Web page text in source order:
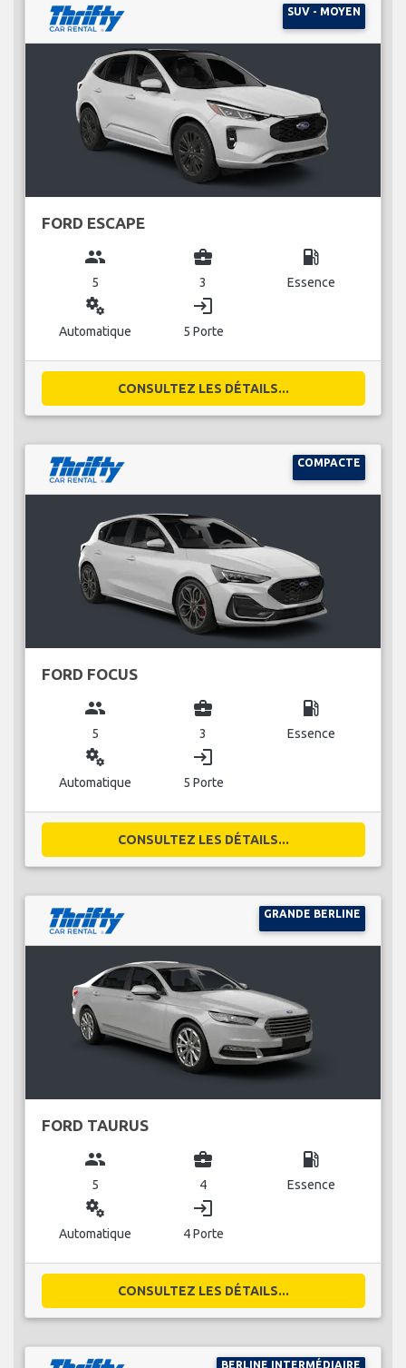
SUV - MOYEN
FORD ESCAPE
group
5
business_center
3
local_gas_station
Essence
miscellaneous_services
Automatique
login
5 Porte
CONSULTEZ LES DÉTAILS...
COMPACTE
FORD FOCUS
group
5
business_center
3
local_gas_station
Essence
miscellaneous_services
Automatique
login
5 Porte
CONSULTEZ LES DÉTAILS...
GRANDE BERLINE
FORD TAURUS
group
5
business_center
4
local_gas_station
Essence
miscellaneous_services
Automatique
login
4 Porte
CONSULTEZ LES DÉTAILS...
BERLINE INTERMÉDIAIRE